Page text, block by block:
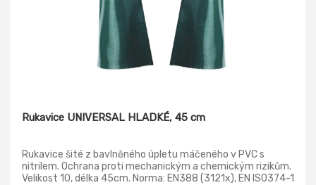
Rukavice UNIVERSAL HLADKÉ, 45 cm
Rukavice šité z bavlněného úpletu máčeného v PVC s
nitrilem. Ochrana proti mechanickým a chemickým rizikům.
Velikost 10, délka 45cm. Norma: EN388 (3121x), EN ISO374-1